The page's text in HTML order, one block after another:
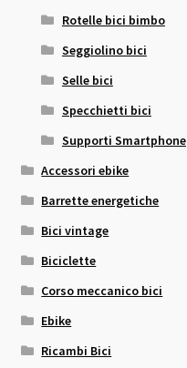
Rotelle bici bimbo
Seggiolino bici
Selle bici
Specchietti bici
Supporti Smartphone
Accessori ebike
Barrette energetiche
Bici vintage
Biciclette
Corso meccanico bici
Ebike
Ricambi Bici